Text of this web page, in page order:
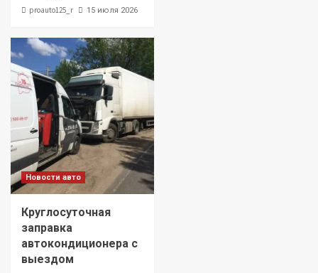
proauto125_r 15 июля 2026
Новости авто
Круглосуточная
заправка
автокондиционера с
выездом